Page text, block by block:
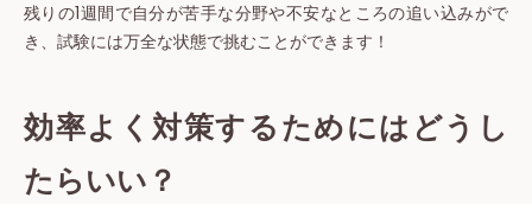
残りの1週間で自分が苦手な分野や不安なところの追い込みがで
き、試験には万全な状態で挑むことができます！
効率よく対策するためにはどうし
たらいい？